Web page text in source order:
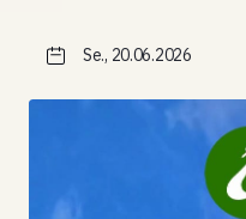
Se., 20.06.2026